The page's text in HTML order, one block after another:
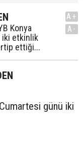
Konya
iki etkinlik
ettiği...
A+
A-
günü iki